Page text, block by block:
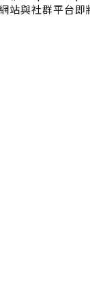
站與社群平台即